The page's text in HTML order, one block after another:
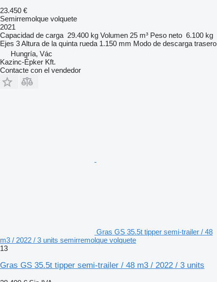
23.450 €
Semirremolque volquete
2021
Capacidad de carga 29.400 kg Volumen 25 m³ Peso neto 6.100 kg
Ejes 3Altura de la quinta rueda 1.150 mm Modo de descarga trasero
Hungría, Vác
Kazinc-Épker Kft.
Contacte con el vendedor
Gras GS 35.5t tipper semi-trailer / 48
m3 / 2022 / 3 units semirremolque volquete
13
Gras GS 35.5t tipper semi-trailer / 48 m3 / 2022 / 3 units